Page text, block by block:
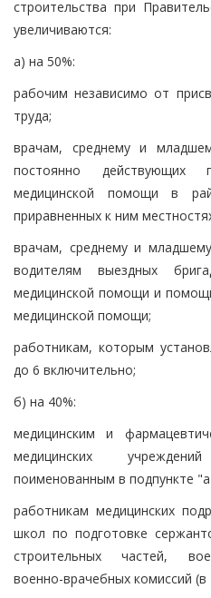
строительства при
увеличиваются:
а) на 50%:
рабочим независимо от
труда;
врачам, среднему и
постоянно действующих
медицинской помощи в
приравненных к ним
врачам, среднему и
водителям выездных
медицинской помощи и
медицинской помощи;
работникам, которым
до 6 включительно;
б) на 40%:
медицинским и
медицинских
поименованным в подпункте
работникам медицинских
школ по подготовке
строительных частей,
военно-врачебных комиссий